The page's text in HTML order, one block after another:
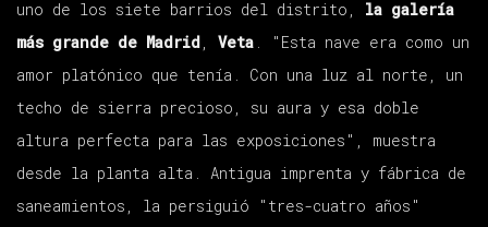
uno de los siete barrios del distrito,
la galería
más grande de Madrid, Veta . "Esta nave era como un
amor platónico que tenía. Con una luz al norte, un
techo de sierra precioso, su aura y esa doble
altura perfecta para las exposiciones", muestra
desde la planta alta. Antigua imprenta y fábrica de
saneamientos, la persiguió "tres-cuatro años"